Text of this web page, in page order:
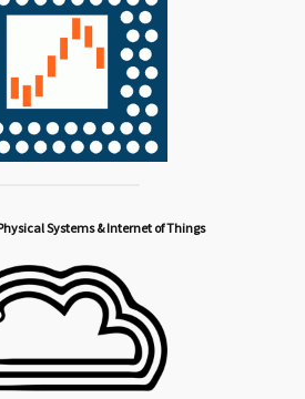
Systems & Internet of Things